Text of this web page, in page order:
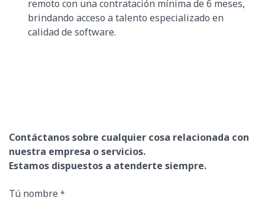
remoto con una contratación mínima de 6 meses,
brindando acceso a talento especializado en
calidad de software.
Contáctanos sobre cualquier cosa relacionada con
nuestra empresa o servicios.
Estamos dispuestos a atenderte siempre.
Tú nombre *